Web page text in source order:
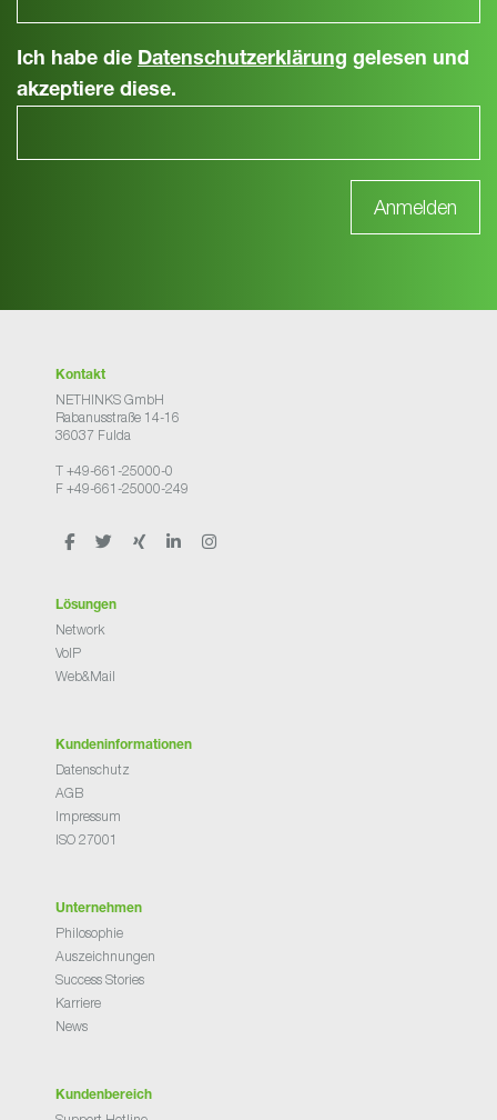
Ich habe die Datenschutzerklärung gelesen und
akzeptiere diese.
Kontakt
NETHINKS GmbH
Rabanusstraße 14-16
36037 Fulda
T +49-661-25000-0
F +49-661-25000-249
Lösungen
Network
VoIP
Web&Mail
Kundeninformationen
Datenschutz
AGB
Impressum
ISO 27001
Unternehmen
Philosophie
Auszeichnungen
Success Stories
Karriere
News
Kundenbereich